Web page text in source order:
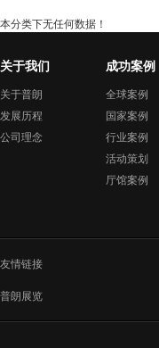
本分类下无任何数据！
关于我们
关于普朗
发展历程
公司理念
成功案例
全球案例
国家案例
行业案例
活动策划
厅馆案例
友情链接
普朗展览